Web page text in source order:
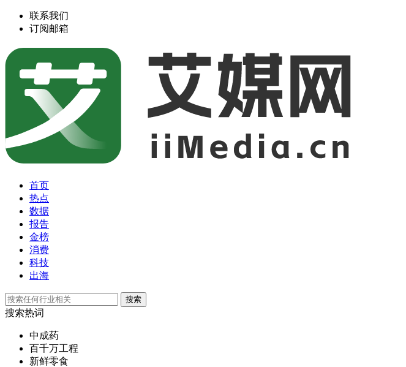
联系我们
订阅邮箱
首页
热点
数据
报告
金榜
消费
科技
出海
搜索
搜索热词
中成药
百千万工程
新鲜零食